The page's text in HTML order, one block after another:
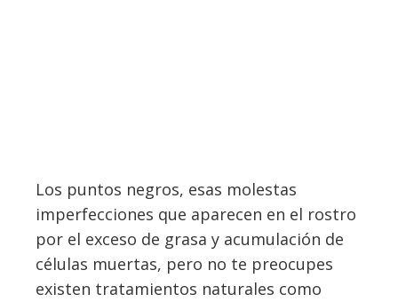
Los puntos negros, esas molestas
imperfecciones que aparecen en el rostro
por el exceso de grasa y acumulación de
células muertas, pero no te preocupes
existen tratamientos naturales como